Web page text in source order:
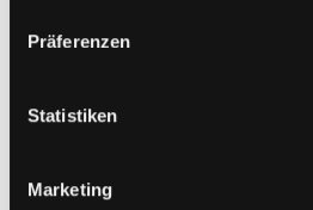
Präferenzen
Statistiken
Marketing
CARE INSTRUCTIONS